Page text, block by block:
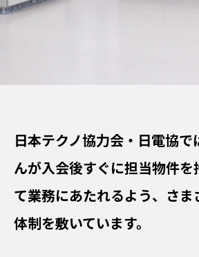
日本テクノ協力会・日電協で
んが入会後すぐに担当物件を
て業務にあたれるよう、さま
体制を敷いています。